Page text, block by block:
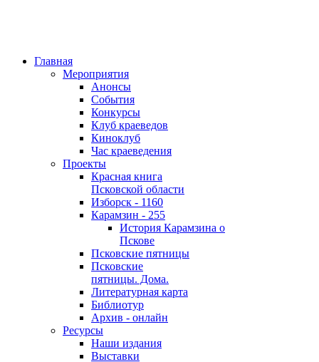
Главная
Мероприятия
Анонсы
События
Конкурсы
Клуб краеведов
Киноклуб
Час краеведения
Проекты
Красная книга
Псковской области
Изборск - 1160
Карамзин - 255
История Карамзина о
Пскове
Псковские пятницы
Псковские
пятницы. Дома.
Литературная карта
Библиотур
Архив - онлайн
Ресурсы
Наши издания
Выставки